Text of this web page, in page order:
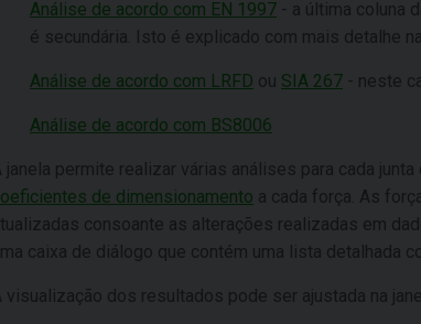
Análise de acordo com EN 1997 - a última coluna
é secundária. Isto é explicado com mais detalhe
Análise de acordo com LRFD ou SIA 267 - neste
Análise de acordo com BS8006
janela permite realizar várias análises para cada
de dimensionamento a cada força. As
consoante as alterações realizadas em
caixa de diálogo que contém uma lista detalhada
visualização dos resultados pode ser ajustada na